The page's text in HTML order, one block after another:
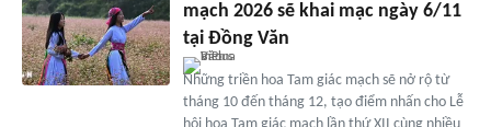
mạch 2026 sẽ khai mạc ngày 6/11
tại Đồng Văn
Những triền hoa Tam giác mạch sẽ nở rộ từ
tháng 10 đến tháng 12, tạo điểm nhấn cho Lễ